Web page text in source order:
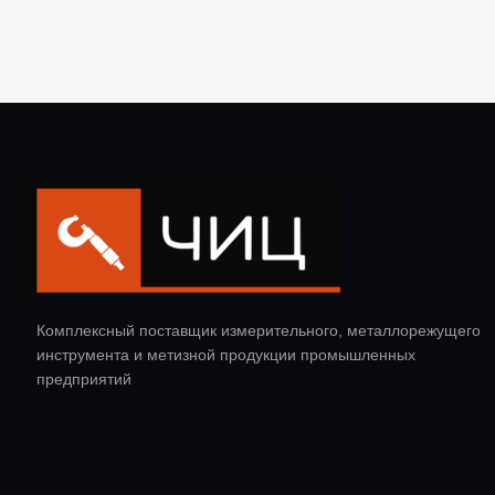
Комплексный поставщик измерительного, металлорежущего
инструмента и метизной продукции промышленных
предприятий